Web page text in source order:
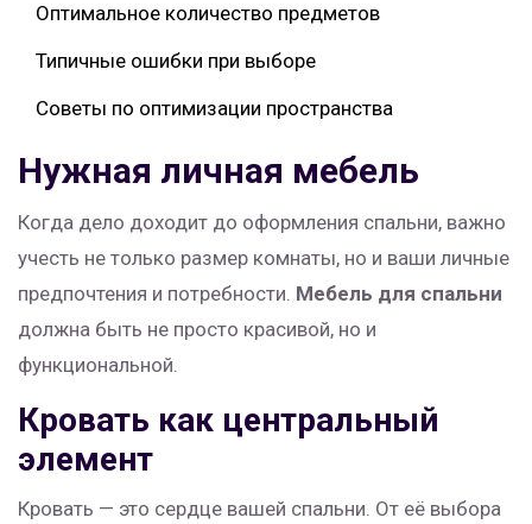
Оптимальное количество предметов
Типичные ошибки при выборе
Советы по оптимизации пространства
Нужная личная мебель
Когда дело доходит до оформления спальни, важно
учесть не только размер комнаты, но и ваши личные
предпочтения и потребности. Мебель для спальни
должна быть не просто красивой, но и
функциональной.
Кровать как центральный
элемент
Кровать — это сердце вашей спальни. От её выбора